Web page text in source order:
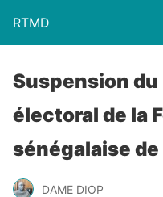
RTMD
Suspension
électoral de la
sénégalaise
DAME DIOP